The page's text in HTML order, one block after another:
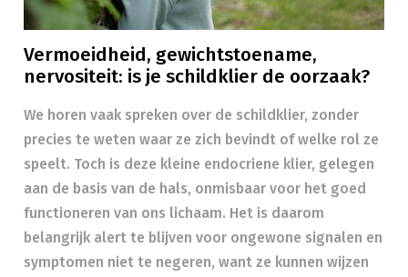
Vermoeidheid, gewichtstoename,
nervositeit: is je schildklier de oorzaak?
We horen vaak spreken over de schildklier, zonder
precies te weten waar ze zich bevindt of welke rol ze
speelt. Toch is deze kleine endocriene klier, gelegen
aan de basis van de hals, onmisbaar voor het goed
functioneren van ons lichaam. Het is daarom
belangrijk alert te blijven voor ongewone signalen en
symptomen niet te negeren, want ze kunnen wijzen